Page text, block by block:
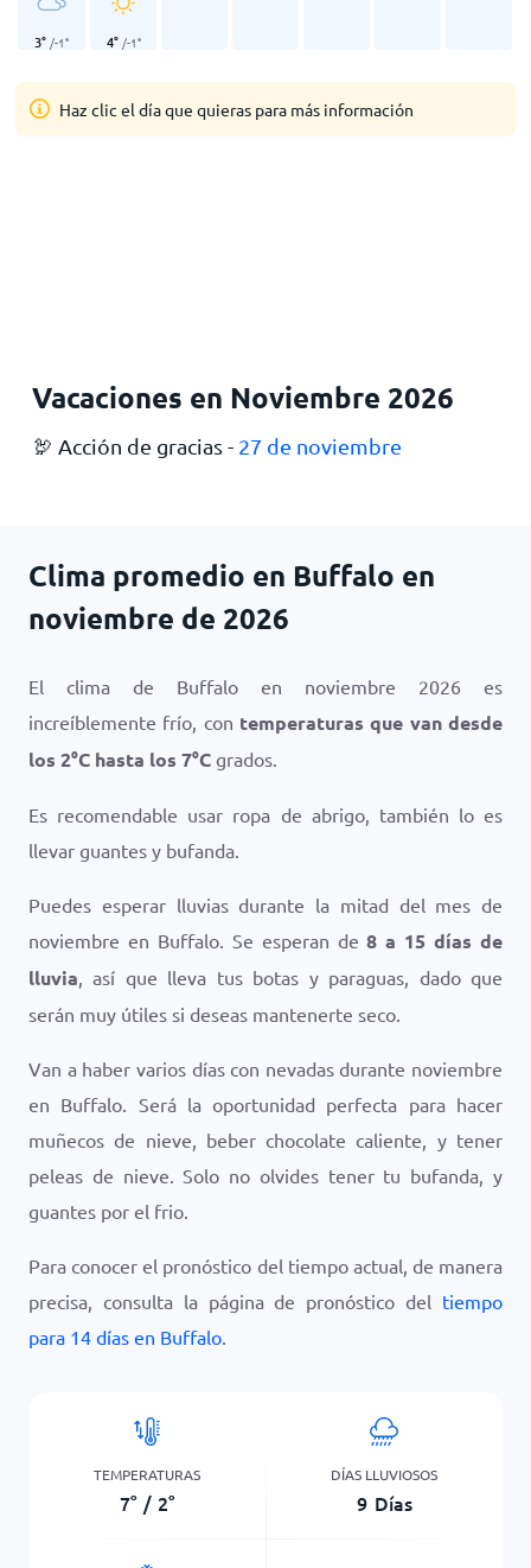
3° /-1° 4° /-1°
Haz clic el día que quieras para más información
Vacaciones en Noviembre 2026
🦃 Acción de gracias - 27 de noviembre
Clima promedio en Buffalo en
noviembre de 2026
El clima de Buffalo en noviembre 2026 es
increíblemente frío, con temperaturas que van desde
los 2°C hasta los 7°C grados.
Es recomendable usar ropa de abrigo, también lo es
llevar guantes y bufanda.
Puedes esperar lluvias durante la mitad del mes de
noviembre en Buffalo. Se esperan de8 a 15 días de
lluvia, así que lleva tus botas y paraguas, dado que
serán muy útiles si deseas mantenerte seco.
Van a haber varios días con nevadas durante noviembre
en Buffalo. Será la oportunidad perfecta para hacer
muñecos de nieve, beber chocolate caliente, y tener
peleas de nieve. Solo no olvides tener tu bufanda, y
guantes por el frio.
Para conocer el pronóstico del tiempo actual, de manera
precisa, consulta la página de pronóstico del tiempo
para 14 días en Buffalo.
TEMPERATURAS
7° / 2°
DÍAS LLUVIOSOS
9 Días